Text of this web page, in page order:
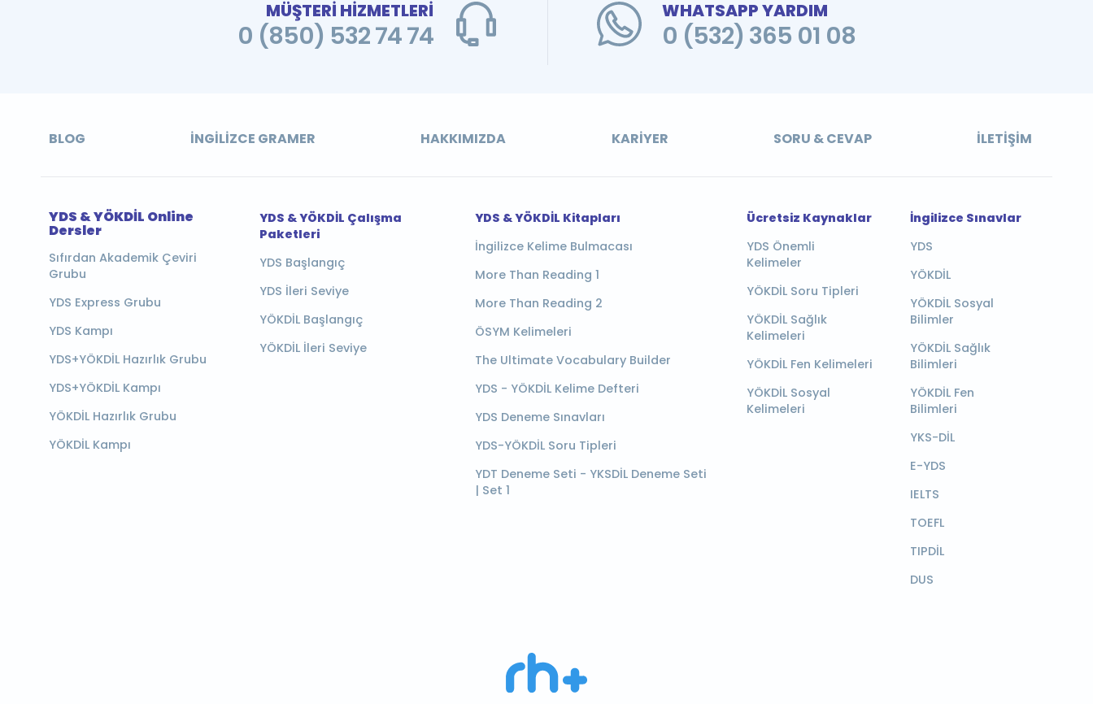
MÜŞTERİ HİZMETLERİ
0 (850) 532 74 74
WHATSAPP YARDIM
0 (532) 365 01 08
BLOG İNGILIZCE GRAMER HAKKIMIZDA KARIYER SORU & CEVAP İLETIŞIM
YDS & YÖKDİL Online
Dersler
Sıfırdan Akademik Çeviri
Grubu
YDS Express Grubu
YDS Kampı
YDS+YÖKDİL Hazırlık Grubu
YDS+YÖKDİL Kampı
YÖKDİL Hazırlık Grubu
YÖKDİL Kampı
YDS & YÖKDİL Çalışma
Paketleri
YDS Başlangıç
YDS İleri Seviye
YÖKDİL Başlangıç
YÖKDİL İleri Seviye
YDS & YÖKDİL Kitapları
İngilizce Kelime Bulmacası
More Than Reading 1
More Than Reading 2
ÖSYM Kelimeleri
The Ultimate Vocabulary Builder
YDS - YÖKDİL Kelime Defteri
YDS Deneme Sınavları
YDS-YÖKDİL Soru Tipleri
YDT Deneme Seti - YKSDİL Deneme Seti
| Set 1
Ücretsiz Kaynaklar
YDS Önemli
Kelimeler
YÖKDİL Soru Tipleri
YÖKDİL Sağlık
Kelimeleri
YÖKDİL Fen Kelimeleri
YÖKDİL Sosyal
Kelimeleri
İngilizce Sınavlar
YDS
YÖKDİL
YÖKDİL Sosyal
Bilimler
YÖKDİL Sağlık
Bilimleri
YÖKDİL Fen
Bilimleri
YKS-DİL
E-YDS
IELTS
TOEFL
TIPDİL
DUS